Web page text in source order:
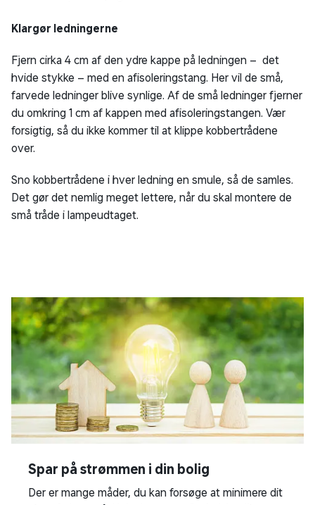
Klargør ledningerne
Fjern cirka 4 cm af den ydre kappe på ledningen – det
hvide stykke – med en afisoleringstang. Her vil de små,
farvede ledninger blive synlige. Af de små ledninger fjerner
du omkring 1 cm af kappen med afisoleringstangen. Vær
forsigtig, så du ikke kommer til at klippe kobbertrådene
over.
Sno kobbertrådene i hver ledning en smule, så de samles.
Det gør det nemlig meget lettere, når du skal montere de
små tråde i lampeudtaget.
Spar på strømmen i din bolig
Der er mange måder, du kan forsøge at minimere dit